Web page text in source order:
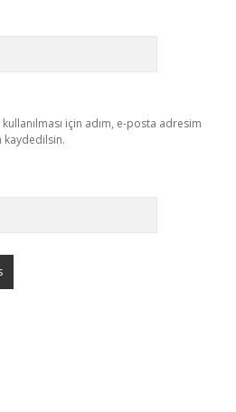
için adım, e-posta adresim
kaydedilsin.